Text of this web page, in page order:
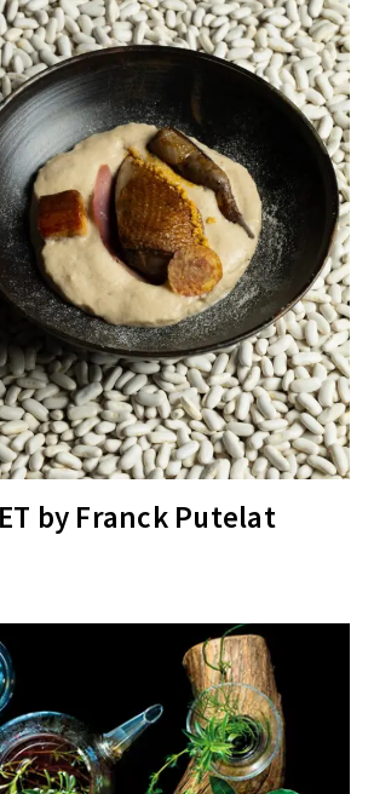
by Franck Putelat